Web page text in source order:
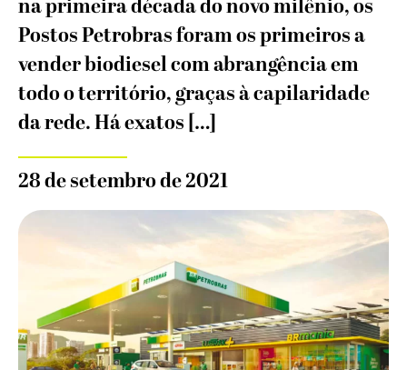
na primeira década do novo milênio, os
Postos Petrobras foram os primeiros a
vender biodiesel com abrangência em
todo o território, graças à capilaridade
da rede. Há exatos […]
28 de setembro de 2021